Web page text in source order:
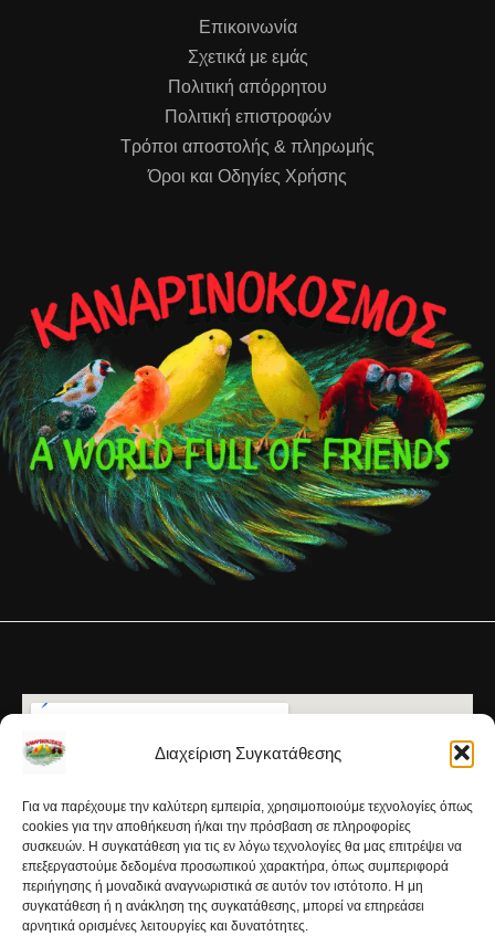
Διαχείριση Συγκατάθεσης
Για να παρέχουμε την καλύτερη εμπειρία, χρησιμοποιούμε τεχνολογίες όπως
cookies για την αποθήκευση ή/και την πρόσβαση σε πληροφορίες
συσκευών. Η συγκατάθεση για τις εν λόγω τεχνολογίες θα μας επιτρέψει να
επεξεργαστούμε δεδομένα προσωπικού χαρακτήρα, όπως συμπεριφορά
περιήγησης ή μοναδικά αναγνωριστικά σε αυτόν τον ιστότοπο. Η μη
συγκατάθεση ή η ανάκληση της συγκατάθεσης, μπορεί να επηρεάσει
αρνητικά ορισμένες λειτουργίες και δυνατότητες.
Επικοινωνία
Σχετικά με εμάς
Πολιτική απόρρητου
Πολιτική επιστροφών
Τρόποι αποστολής & πληρωμής
Όροι και Οδηγίες Χρήσης